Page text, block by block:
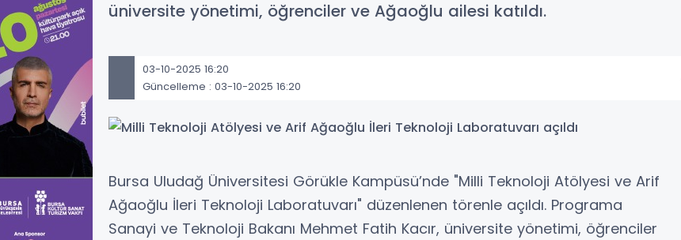
üniversite yönetimi, öğrenciler ve Ağaoğlu ailesi katıldı.
03-10-2025 16:20
Güncelleme : 03-10-2025 16:20
Bursa Uludağ Üniversitesi Görükle Kampüsü’nde "Milli Teknoloji Atölyesi ve Arif
Ağaoğlu İleri Teknoloji Laboratuvarı" düzenlenen törenle açıldı. Programa
Sanayi ve Teknoloji Bakanı Mehmet Fatih Kacır, üniversite yönetimi, öğrenciler